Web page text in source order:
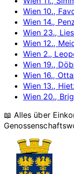
Wien 10.,
Wien 14.,
Wien 23.,
Wien 12.,
Wien 2.,
Wien 19.,
Wien 16.,
Wien 13.,
Wien 20.,
📖 Alles über